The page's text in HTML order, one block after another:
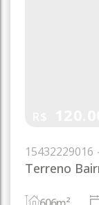
Terreno
15432229016